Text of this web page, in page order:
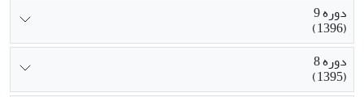
دوره 9
(1396)
دوره 8
(1395)